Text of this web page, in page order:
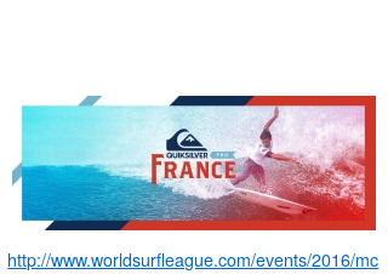
http://www.worldsurfleague.com/events/2016/mc